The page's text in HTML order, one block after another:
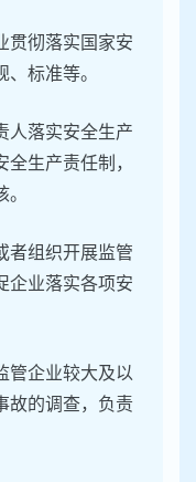
贯彻落实国家安
标准等。
人落实安全生产
生产责任制，
者组织开展监管
企业落实各项安
企业较大及以
故的调查，负责